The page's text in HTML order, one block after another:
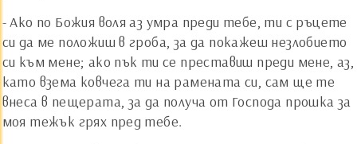
- Ако по Божия воля аз умра преди тебе, ти с ръцете
си да ме положиш в гроба, за да покажеш незлобието
си към мене; ако пък ти се преставиш преди мене, аз,
като взема ковчега ти на рамената си, сам ще те
внеса в пещерата, за да получа от Господа прошка за
моя тежък грях пред тебе.